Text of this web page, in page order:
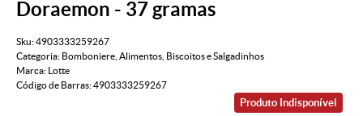
Doraemon - 37 gramas
Sku:4903333259267
Categoria: Bomboniere Alimentos Biscoitos e Salgadinhos
Marca:
Lotte
Código de Barras:4903333259267
Produto Indisponível